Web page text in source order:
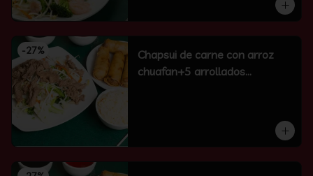
-27%
Chapsui de carne con arroz
chuafan+5 arrollados